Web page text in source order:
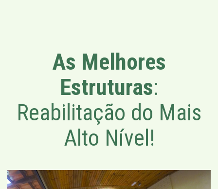
As Melhores
Estruturas:
Reabilitação do Mais
Alto Nível!